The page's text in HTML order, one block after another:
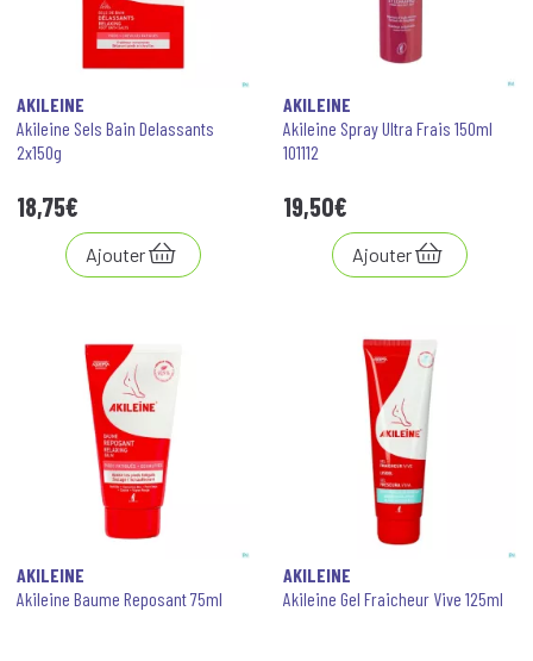
AKILEINE
Akileine Sels Bain Delassants
2x150g
18,75€
Ajouter
AKILEINE
Akileine Spray Ultra Frais 150ml
101112
19,50€
Ajouter
AKILEINE
Akileine Baume Reposant 75ml
AKILEINE
Akileine Gel Fraicheur Vive 125ml